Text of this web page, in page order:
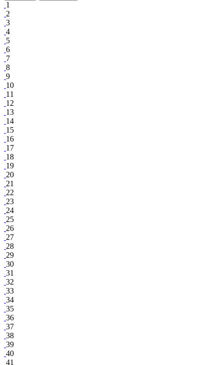
1
2
3
4
5
6
7
8
9
10
11
12
13
14
15
16
17
18
19
20
21
22
23
24
25
26
27
28
29
30
31
32
33
34
35
36
37
38
39
40
41